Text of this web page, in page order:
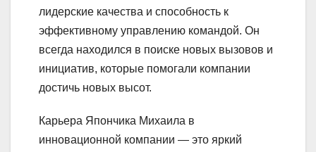
лидерские качества и способность к
эффективному управлению командой. Он
всегда находился в поиске новых вызовов и
инициатив, которые помогали компании
достичь новых высот.
Карьера Япончика Михаила в
инновационной компании — это яркий